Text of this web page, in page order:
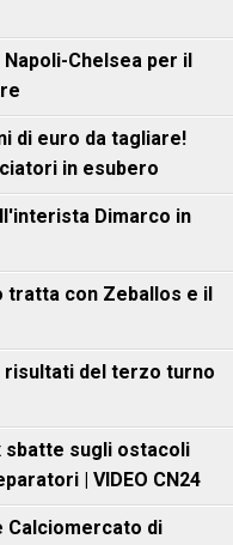
Chelsea per il
di euro da tagliare!
in esubero
Dimarco in
tratta con Zeballos e il
risultati del terzo turno
sbatte sugli ostacoli
| VIDEO CN24
Calciomercato di